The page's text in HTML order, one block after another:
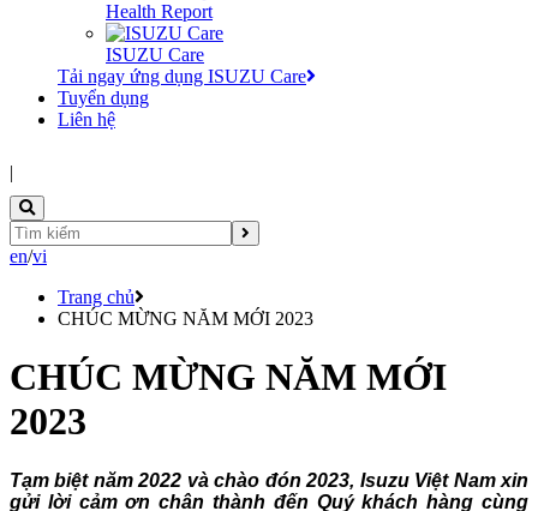
Health Report
ISUZU Care
Tải ngay ứng dụng ISUZU Care
Tuyển dụng
Liên hệ
|
en/vi
Trang chủ
CHÚC MỪNG NĂM MỚI 2023
CHÚC MỪNG NĂM MỚI
2023
Tạm biệt năm 2022 và chào đón 2023, Isuzu Việt Nam xin
gửi lời cảm ơn chân thành đến Quý khách hàng cùng